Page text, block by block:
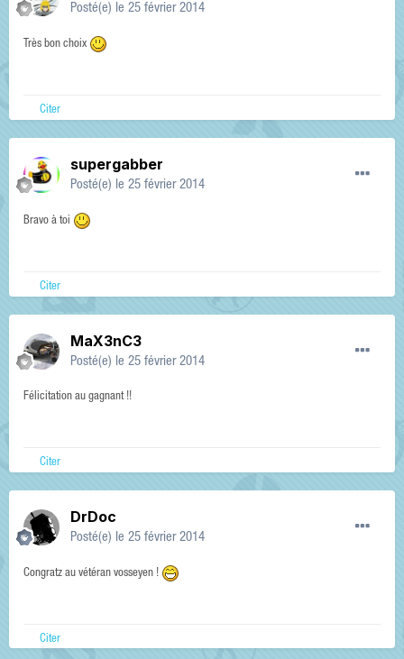
Posté(e) le 25 février 2014
Très bon choix
Citer
supergabber
Posté(e) le 25 février 2014
Bravo à toi
Citer
MaX3nC3
Posté(e) le 25 février 2014
Félicitation au gagnant !!
Citer
DrDoc
Posté(e) le 25 février 2014
Congratz au vétéran vosseyen !
Citer